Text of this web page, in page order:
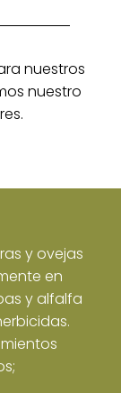
nuestros
nuestro
y ovejas
en
y alfalfa